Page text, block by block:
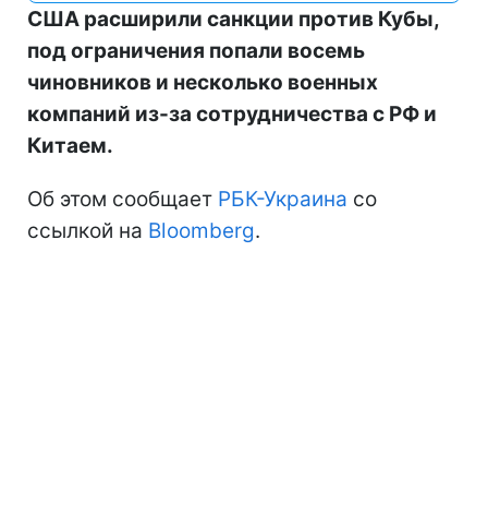
США расширили санкции против Кубы,
под ограничения попали восемь
чиновников и несколько военных
компаний из-за сотрудничества с РФ и
Китаем.
Об этом сообщает РБК-Украина со
ссылкой на Bloomberg.